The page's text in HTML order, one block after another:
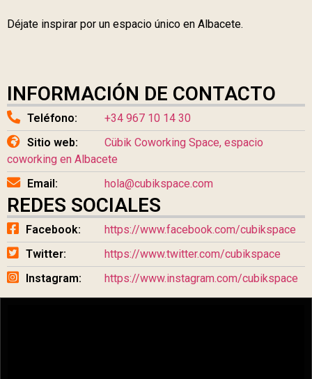
Déjate inspirar por un espacio único en Albacete.
INFORMACIÓN DE CONTACTO
Teléfono:
+34 967 10 14 30
Sitio web:
Cübik Coworking Space, espacio
coworking en Albacete
Email:
hola@cubikspace.com
REDES SOCIALES
Facebook:
https://www.facebook.com/cubikspace
Twitter:
https://www.twitter.com/cubikspace
Instagram:
https://www.instagram.com/cubikspace